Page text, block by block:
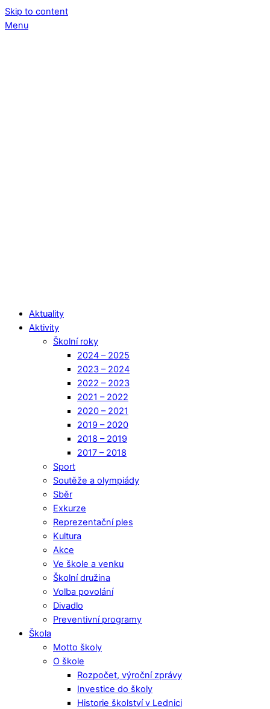
Skip to content
Menu
Aktuality
Aktivity
Školní roky
2024 – 2025
2023 – 2024
2022 – 2023
2021 – 2022
2020 – 2021
2019 – 2020
2018 – 2019
2017 – 2018
Sport
Soutěže a olympiády
Sběr
Exkurze
Reprezentační ples
Kultura
Akce
Ve škole a venku
Školní družina
Volba povolání
Divadlo
Preventivní programy
Škola
Motto školy
O škole
Rozpočet, výroční zprávy
Investice do školy
Historie školství v Lednici